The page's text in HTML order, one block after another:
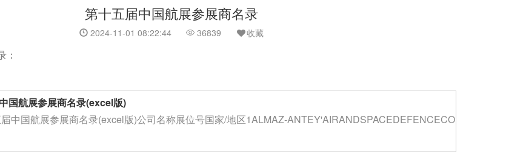
第十五届中国航展参展商名录
2024-11-01 08:22:44 36839 收藏
：
国航展参展商名录(excel版)
中国航展参展商名录(excel版)公司名称展位号国家/地区1ALMAZ-ANTEY'AIRANDSPACEDEFENCECO